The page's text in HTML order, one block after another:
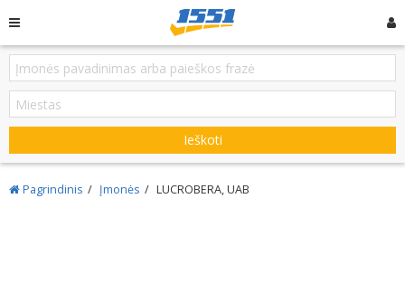
Ieškoti
Pagrindinis Įmonės LUCROBERA, UAB